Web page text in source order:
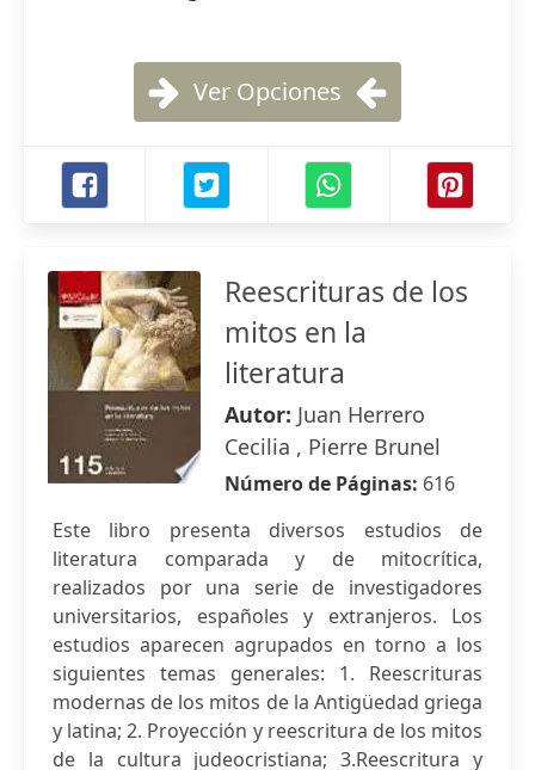
Ver Opciones
Reescrituras de los
mitos en la
literatura
Autor: Juan Herrero
Cecilia , Pierre Brunel
Número de Páginas: 616
Este libro presenta diversos estudios de
literatura comparada y de mitocrítica,
realizados por una serie de investigadores
universitarios, españoles y extranjeros. Los
estudios aparecen agrupados en torno a los
siguientes temas generales: 1. Reescrituras
modernas de los mitos de la Antigüedad griega
y latina; 2. Proyección y reescritura de los mitos
de la cultura judeocristiana; 3.Reescritura y